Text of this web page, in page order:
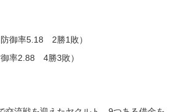
防御率5.18 2勝1敗）
御率2.88 4勝3敗）